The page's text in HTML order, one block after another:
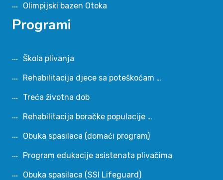
Olimpijski bazen Otoka
Programi
Škola plivanja
Rehabilitacija djece sa poteškoćam …
Treća životna dob
Rehabilitacija boračke populacije …
Obuka spasilaca (domaći program)
Program edukacije asistenata plivačima
Obuka spasilaca (SSI Lifeguard)